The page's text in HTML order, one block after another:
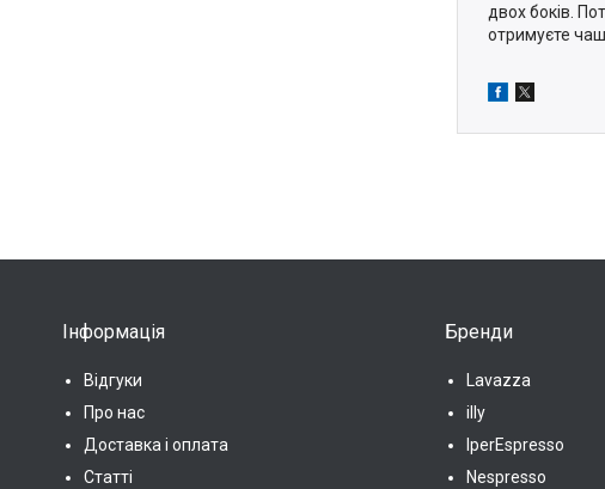
двох боків.
отримуєте
Інформація
Відгуки
Про нас
Доставка і оплата
Статті
Бренди
Lavazza
illy
IperEspresso
Nespresso